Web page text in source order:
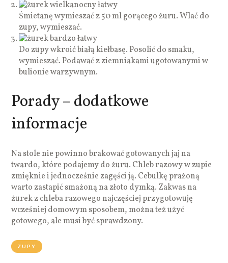
Śmietanę wymieszać z 50 ml gorącego żuru. Wlać do
zupy, wymieszać.
Do zupy wkroić białą kiełbasę. Posolić do smaku,
wymieszać. Podawać z ziemniakami ugotowanymi w
bulionie warzywnym.
Porady – dodatkowe
informacje
Na stole nie powinno brakować gotowanych jaj na
twardo, które podajemy do żuru. Chleb razowy w zupie
zmięknie i jednocześnie zagęści ją. Cebulkę prażoną
warto zastapić smażoną na złoto dymką. Zakwas na
żurek z chleba razowego najczęściej przygotowuję
wcześniej domowym sposobem, można też użyć
gotowego, ale musi być sprawdzony.
ZUPY